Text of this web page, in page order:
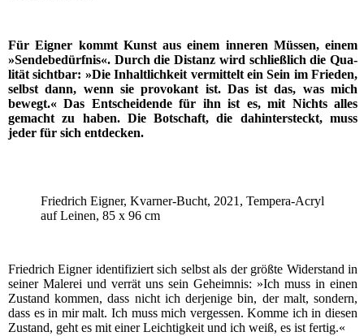
Für Eig­ner kommt Kunst aus einem inne­ren Müs­sen, einem
»Sen­de­be­dürf­nis«. Durch die Distanz wird schließ­lich die Qua­
li­tät sicht­bar: »Die Inhalt­lich­keit ver­mit­telt ein Sein im Frie­den,
selbst dann, wenn sie pro­vo­kant ist. Das ist das, was mich
bewegt.« Das Ent­schei­den­de für ihn ist es, mit Nichts alles
gemacht zu haben. Die Bot­schaft, die dahin­ter­steckt, muss
jeder für sich entdecken.
Fried­rich Eig­ner, Kvar­ner-Bucht, 2021, Tem­pe­ra-Acryl
auf Lei­nen, 85 x 96 cm
Fried­rich Eig­ner iden­ti­fi­ziert sich selbst als der größ­te Wider­stand in
sei­ner Male­rei und ver­rät uns sein Geheim­nis: »Ich muss in einen
Zustand kom­men, dass nicht ich der­je­ni­ge bin, der malt, son­dern,
dass es in mir malt. Ich muss mich ver­ges­sen. Kom­me ich in die­sen
Zustand, geht es mit einer Leich­tig­keit und ich weiß, es ist fertig.«